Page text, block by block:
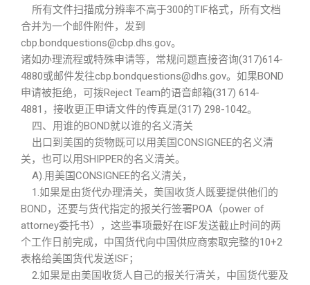
所有文件扫描成分辨率不高于300的TIF格式，所有文档
合并为一个邮件附件，发到
cbp.bondquestions@cbp.dhs.gov。
诸如办理流程或特殊申请等，常规问题直接咨询(317)614-
4880或邮件发往cbp.bondquestions@dhs.gov。如果BOND
申请被拒绝，可拨Reject Team的语音邮箱(317) 614-
4881，接收更正申请文件的传真是(317) 298-1042。
四、用谁的BOND就以谁的名义清关
出口到美国的货物既可以用美国CONSIGNEE的名义清
关，也可以用SHIPPER的名义清关。
A).用美国CONSIGNEE的名义清关，
1.如果是由货代办理清关，美国收货人既要提供他们的
BOND，还要与货代指定的报关行签署POA（power of
attorney委托书），这些事项最好在ISF发送截止时间的两
个工作日前完成，中国货代向中国供应商索取完整的10+2
表格给美国货代发送ISF；
2.如果是由美国收货人自己的报关行清关，中国货代要及